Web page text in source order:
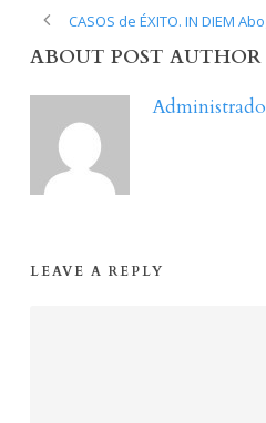
CASOS de ÉXITO. IN DIEM
ABOUT POST AUTHOR
LEAVE A REPLY